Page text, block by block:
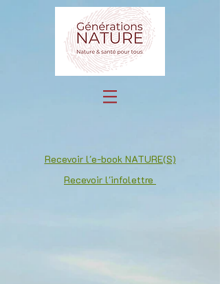
Recevoir l'e-book NATURE(S)
Recevoir l'infolettre